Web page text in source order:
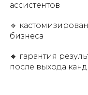
ассистентов
🔹
бизнеса
🔹 гарантия
после выхода